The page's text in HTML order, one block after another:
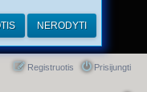
Prisijungti
Registruotis
NERODYTI